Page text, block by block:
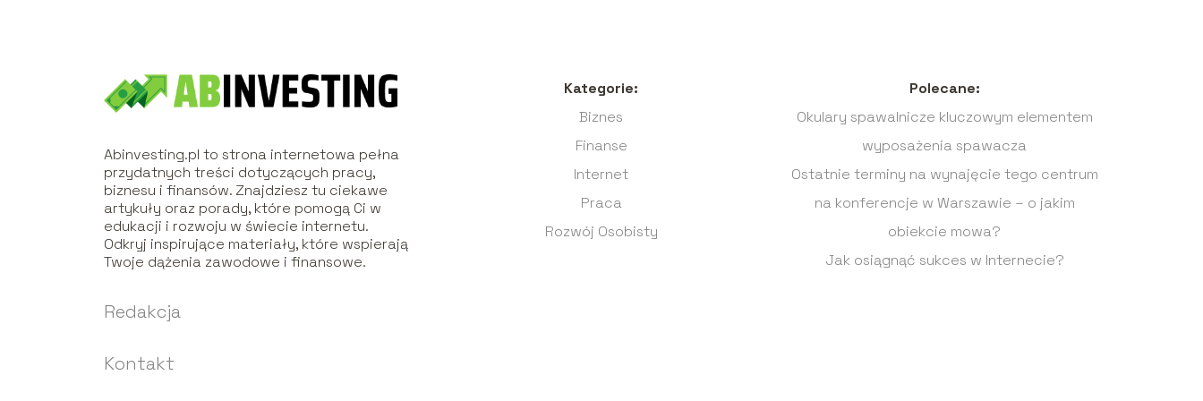
Abinvesting.pl to strona internetowa pełna
przydatnych treści dotyczących pracy,
biznesu i finansów. Znajdziesz tu ciekawe
artykuły oraz porady, które pomogą Ci w
edukacji i rozwoju w świecie internetu.
Odkryj inspirujące materiały, które wspierają
Twoje dążenia zawodowe i finansowe.
Redakcja
Kontakt
Kategorie:
Biznes
Finanse
Internet
Praca
Rozwój Osobisty
Polecane:
Okulary spawalnicze kluczowym elementem
wyposażenia spawacza
Ostatnie terminy na wynajęcie tego centrum
na konferencje w Warszawie – o jakim
obiekcie mowa?
Jak osiągnąć sukces w Internecie?